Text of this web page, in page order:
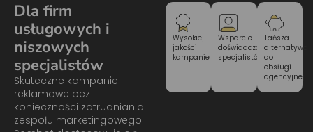
Dla firm
usługowych i
niszowych
specjalistów
Skuteczne kampanie
reklamowe bez
konieczności zatrudniania
zespołu marketingowego.
Wysokiej
jakości
kampanie
Wsparcie
doświadczonych
specjalistów
Tańsza
alternatywa
do
obsługi
agencyjnej